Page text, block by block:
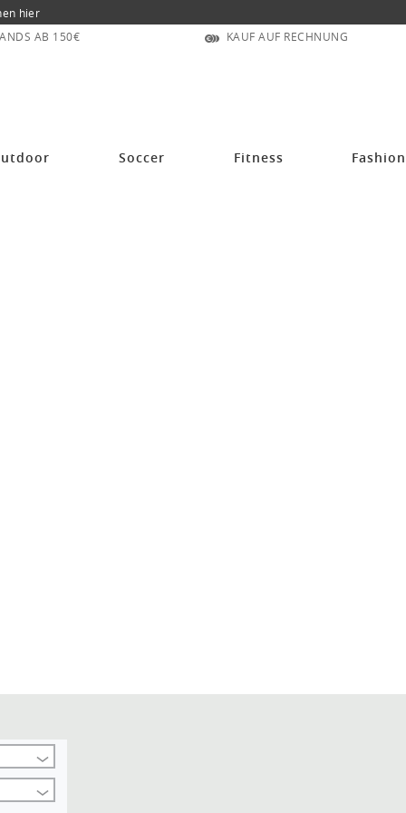
hier
AB 150€
KAUF AUF RECHNUNG
Soccer Fitness Fashion